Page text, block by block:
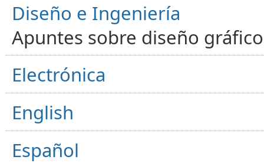
Diseño e Ingeniería
Apuntes sobre diseño
Electrónica
English
Español